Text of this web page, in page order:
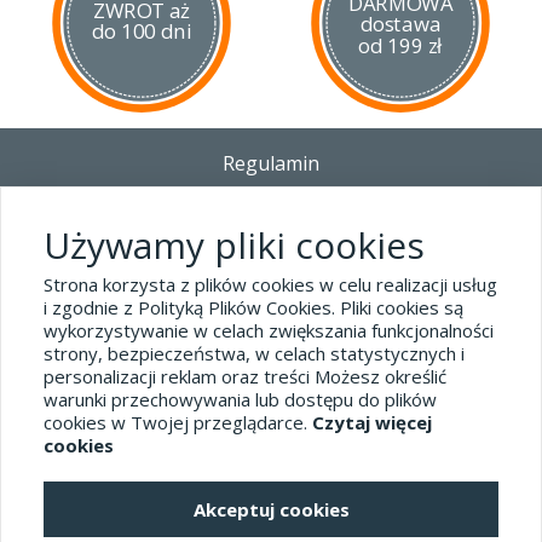
ZWROT aż
do 100 dni dostawa
od 199 zł
Regulamin
Polityka prywatności i pliki cookies
Blog
Dane kontaktowe
tel.32 445-74-07
sklep@hard-skin.pl
Używamy pliki cookies
Strona korzysta z plików cookies w celu realizacji usług
i zgodnie z Polityką Plików Cookies. Pliki cookies są
wykorzystywanie w celach zwiększania funkcjonalności
strony, bezpieczeństwa, w celach statystycznych i
personalizacji reklam oraz treści Możesz określić
warunki przechowywania lub dostępu do plików
cookies w Twojej przeglądarce. Czytaj więcej
cookies
Akceptuj cookies